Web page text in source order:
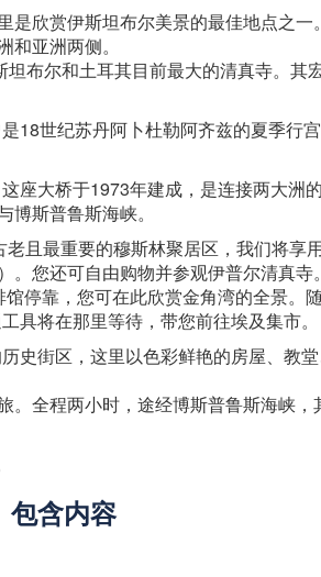
是欣赏伊斯坦布尔美景的最佳地点之一
亚洲两侧。
布尔和土耳其目前最大的清真寺。其
18世纪苏丹阿卜杜勒阿齐兹的夏季行
座大桥于1973年建成，是连接两大洲
斯普鲁斯海峡。
且最重要的穆斯林聚居区，我们将享
您还可自由购物并参观伊普尔清真寺。
停靠，您可在此欣赏金角湾的全景。
具将在那里等待，带您前往埃及集市。
史街区，这里以色彩鲜艳的房屋、教
。全程两小时，途经博斯普鲁斯海峡，
包含内容